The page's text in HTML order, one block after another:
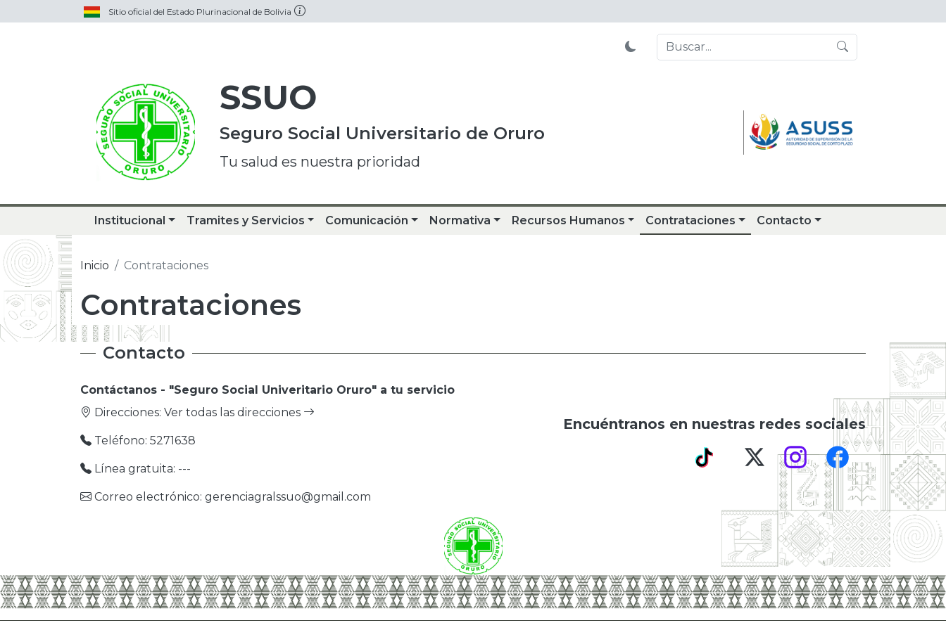
Sitio oficial del Estado Plurinacional de Bolivia
SSUO
Seguro Social Universitario de Oruro
Tu salud es nuestra prioridad
Institucional Tramites y Servicios Comunicación Normativa Recursos Humanos Contrataciones Contacto
Inicio Contrataciones
Contrataciones
Contacto
Contáctanos - "Seguro Social Univeritario Oruro" a tu servicio
Direcciones: Ver todas las direcciones
Teléfono: 5271638
Línea gratuita: ---
Correo electrónico: gerenciagralssuo@gmail.com
Encuéntranos en nuestras redes sociales